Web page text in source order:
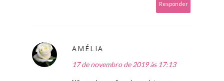
Responder
AMÉLIA
17 de novembro de 2019 às 17:13